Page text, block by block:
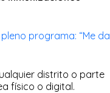
pleno programa: “Me da
distrito o parte
físico o digital.